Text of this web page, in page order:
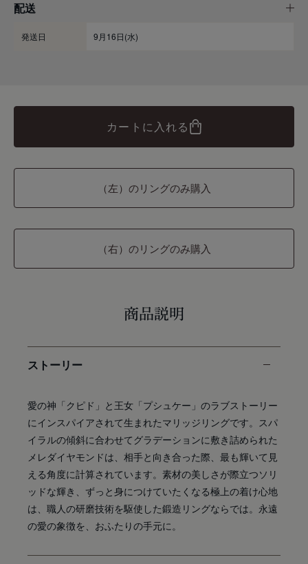
配送
発送日 9月16日(水)
カートに入れる
（左）のリングのみ購入
（右）のリングのみ購入
商品説明
ストーリー
愛の神「クピド」と王女「プシュケー」のラブストーリー
にインスパイアされて生まれたマリッジリングです。スパ
イラルの傾斜に合わせてグラデーションに敷き詰められた
メレダイヤモンドは、相手と向き合った際、最も輝いて見
える角度に計算されています。素材の美しさが際立つソリ
ッドな輝き、ずっと身につけていたくなる極上の着け心地
は、職人の研磨技術を駆使した鍛造リングならでは。永遠
の愛の象徴を、おふたりの手元に。